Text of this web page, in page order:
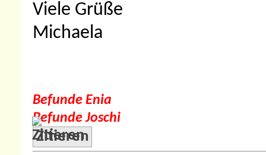
Viele Grüße
Michaela
Befunde Enia
Befunde Joschi
Zitieren